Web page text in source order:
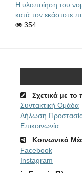
Η υλοποίηση του
κατά τον εκάστοτε
354
Σχετικά με το
Συντακτική Ομάδα
Δήλωση
Επικοινωνία
Κοινωνικά
Facebook
Instagram